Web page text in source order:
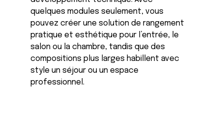
quelques modules seulement, vous
pouvez créer une solution de rangement
pratique et esthétique pour l’entrée, le
salon ou la chambre, tandis que des
compositions plus larges habillent avec
style un séjour ou un espace
professionnel.